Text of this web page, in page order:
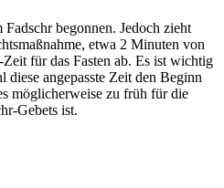
begonnen. Jedoch zieht
etwa 2 Minuten von
Zeit für das Fasten ab. Es ist wichtig
diese angepasste Zeit den Beginn
möglicherweise zu früh für die
Gebets ist.